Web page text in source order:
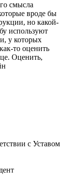
смысла
вроде бы
но какой-
используют
у которых
то оценить
Оценить,
с Уставом